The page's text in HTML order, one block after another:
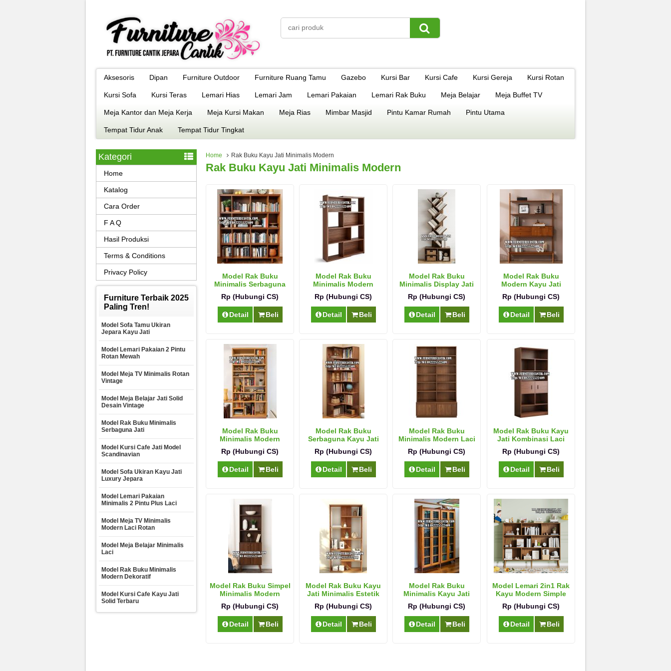
Aksesoris Dipan Furniture Outdoor Furniture Ruang Tamu Gazebo Kursi Bar Kursi Cafe Kursi Gereja Kursi Rotan
Kursi Sofa Kursi Teras Lemari Hias Lemari Jam Lemari Pakaian Lemari Rak Buku Meja Belajar Meja Buffet TV
Meja Kantor dan Meja Kerja Meja Kursi Makan Meja Rias Mimbar Masjid Pintu Kamar Rumah Pintu Utama
Tempat Tidur Anak Tempat Tidur Tingkat
Home Rak Buku Kayu Jati Minimalis Modern
Rak Buku Kayu Jati Minimalis Modern
Model Rak Buku
Minimalis Serbaguna
Rp (Hubungi CS)
Detail Beli
Model Rak Buku
Minimalis Modern
Rp (Hubungi CS)
Detail Beli
Model Rak Buku
Minimalis Display Jati
Rp (Hubungi CS)
Detail Beli
Model Rak Buku
Modern Kayu Jati
Rp (Hubungi CS)
Detail Beli
Model Rak Buku
Minimalis Modern
Rp (Hubungi CS)
Detail Beli
Model Rak Buku
Serbaguna Kayu Jati
Rp (Hubungi CS)
Detail Beli
Model Rak Buku
Minimalis Modern Laci
Rp (Hubungi CS)
Detail Beli
Model Rak Buku Kayu
Jati Kombinasi Laci
Rp (Hubungi CS)
Detail Beli
Model Rak Buku Simpel
Minimalis Modern
Rp (Hubungi CS)
Detail Beli
Model Rak Buku Kayu
Jati Minimalis Estetik
Rp (Hubungi CS)
Detail Beli
Model Rak Buku
Minimalis Kayu Jati
Rp (Hubungi CS)
Detail Beli
Model Lemari 2in1 Rak
Kayu Modern Simple
Rp (Hubungi CS)
Detail Beli
Kategori
Home
Katalog
Cara Order
F A Q
Hasil Produksi
Terms & Conditions
Privacy Policy
Furniture Terbaik 2025
Paling Tren!
Model Sofa Tamu Ukiran
Jepara Kayu Jati
Model Lemari Pakaian 2 Pintu
Rotan Mewah
Model Meja TV Minimalis Rotan
Vintage
Model Meja Belajar Jati Solid
Desain Vintage
Model Rak Buku Minimalis
Serbaguna Jati
Model Kursi Cafe Jati Model
Scandinavian
Model Sofa Ukiran Kayu Jati
Luxury Jepara
Model Lemari Pakaian
Minimalis 2 Pintu Plus Laci
Model Meja TV Minimalis
Modern Laci Rotan
Model Meja Belajar Minimalis
Laci
Model Rak Buku Minimalis
Modern Dekoratif
Model Kursi Cafe Kayu Jati
Solid Terbaru